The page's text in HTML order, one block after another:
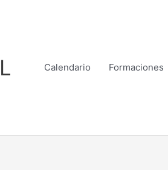
Calendario Formaciones